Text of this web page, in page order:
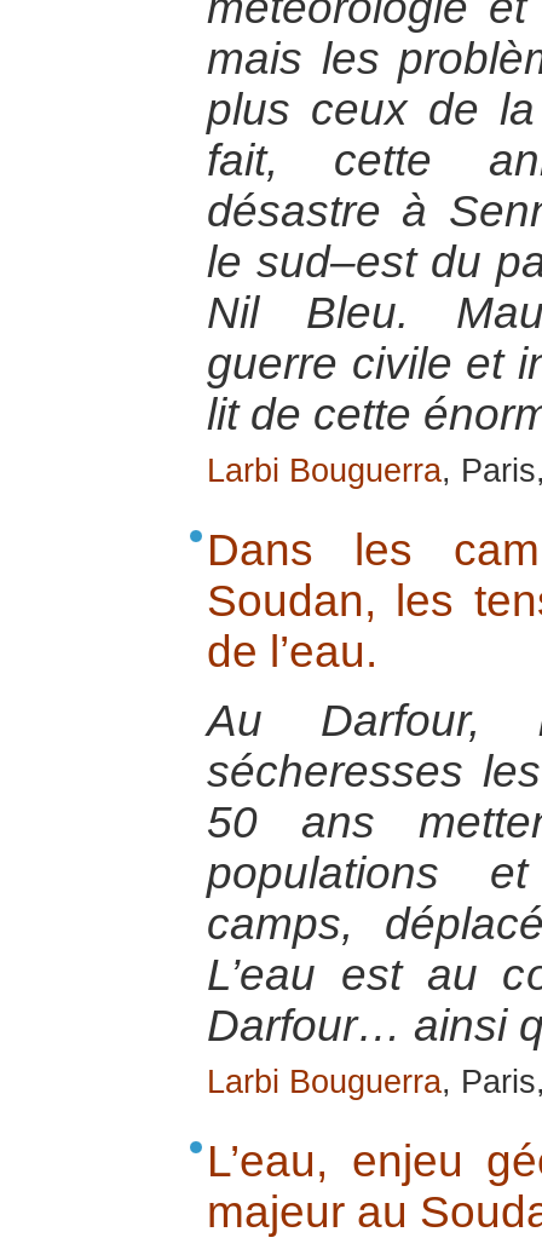
mais les
plus ceux de
fait, cette
désastre à
le sud–est du
Nil Bleu.
guerre civile et
lit de cette
Larbi Bouguerra,
Dans les
Soudan, les
de l’eau.
Au
sécheresses
50 ans
populations
camps,
L’eau est au
Darfour… ainsi
Larbi Bouguerra,
L’eau, enjeu
majeur au